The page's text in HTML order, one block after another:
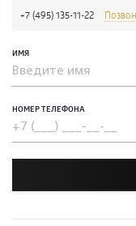
+7 (495) 135-11-22
ИМЯ
НОМЕР ТЕЛЕФОНА